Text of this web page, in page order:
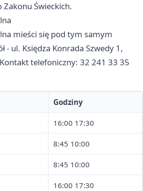
Zakonu Świeckich.
mieści się pod tym samym
- ul. Księdza Konrada Szwedy 1,
telefoniczny: 32 241 33 35
Godziny
16:00 17:30
8:45 10:00
8:45 10:00
16:00 17:30